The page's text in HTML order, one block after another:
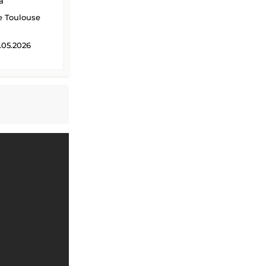
Toulouse